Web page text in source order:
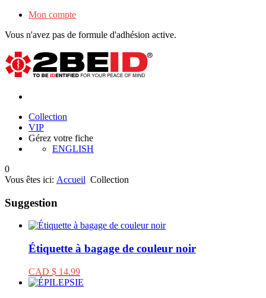
Mon compte
Vous n'avez pas de formule d'adhésion active.
Collection
VIP
Gérez votre fiche
ENGLISH
0
Vous êtes ici: Accueil Collection
Suggestion
Étiquette à bagage de couleur noir
CAD $ 14.99